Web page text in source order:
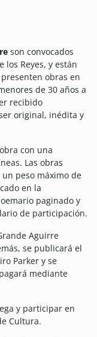
son convocados
los Reyes, y están
obras en
de 30 años a
recibido
original, inédita y
con una
Las obras
peso máximo de
en la
paginado y
de participación.
Aguirre
se publicará el
Parker y se
mediante
y participar en
Cultura.